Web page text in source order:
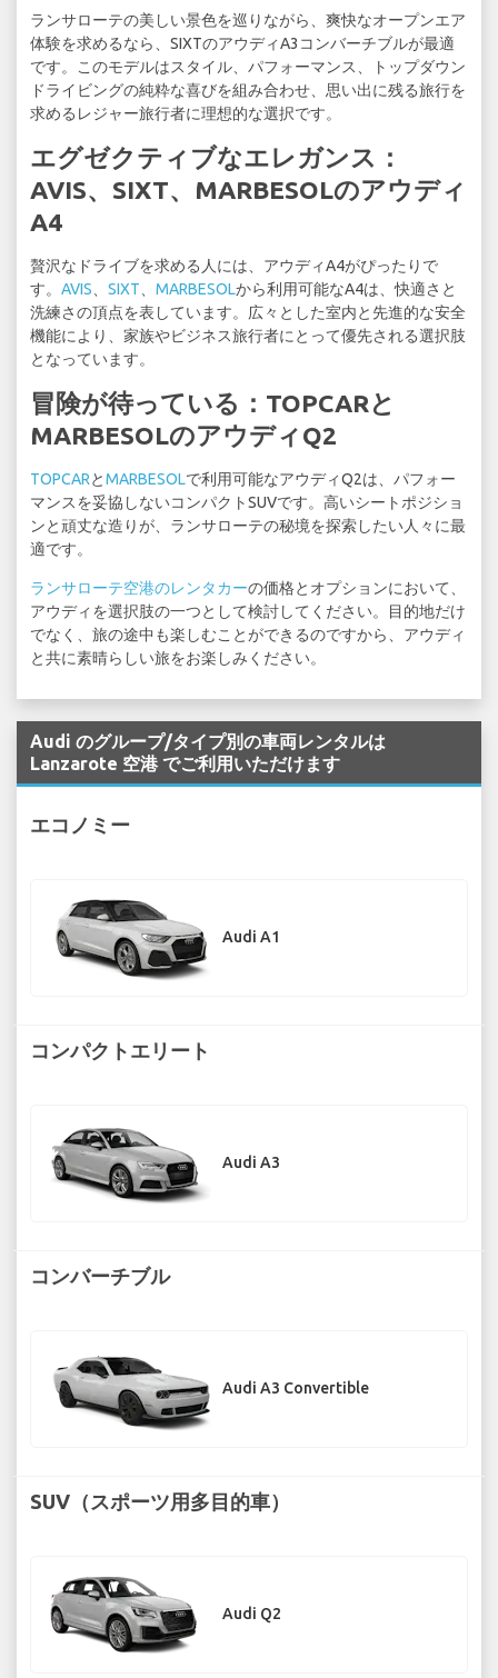
ランサローテの美しい景色を巡りながら、爽快なオープンエア
体験を求めるなら、SIXTのアウディA3コンバーチブルが最適
です。このモデルはスタイル、パフォーマンス、トップダウン
ドライビングの純粋な喜びを組み合わせ、思い出に残る旅行を
求めるレジャー旅行者に理想的な選択です。
エグゼクティブなエレガンス：
AVIS、SIXT、MARBESOLのアウディ
A4
贅沢なドライブを求める人には、アウディA4がぴったりで
す。 AVIS SIXT MARBESOLから利用可能なA4は、快適さと
洗練さの頂点を表しています。広々とした室内と先進的な安全
機能により、家族やビジネス旅行者にとって優先される選択肢
となっています。
冒険が待っている：TOPCARと
MARBESOLのアウディQ2
TOPCARとMARBESOLで利用可能なアウディQ2は、パフォー
マンスを妥協しないコンパクトSUVです。高いシートポジショ
ンと頑丈な造りが、ランサローテの秘境を探索したい人々に最
適です。
ランサローテ空港のレンタカーの価格とオプションにおいて、
アウディを選択肢の一つとして検討してください。目的地だけ
でなく、旅の途中も楽しむことができるのですから、アウディ
と共に素晴らしい旅をお楽しみください。
Audi のグループ/タイプ別の車両レンタルは
Lanzarote 空港 でご利用いただけます
エコノミー
Audi A1
コンパクトエリート
Audi A3
コンバーチブル
Audi A3 Convertible
SUV（スポーツ用多目的車）
Audi Q2